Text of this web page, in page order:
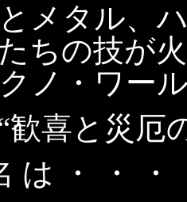
メタル、
ちの技が
ノ・ワー
歓喜と災
・ ・ ・